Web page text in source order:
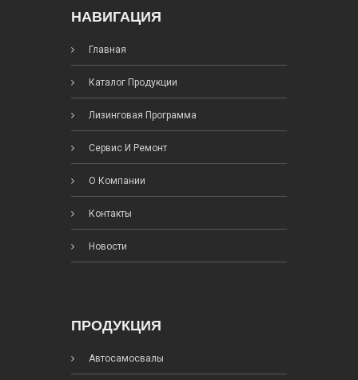
НАВИГАЦИЯ
Главная
Каталог Продукции
Лизинговая Программа
Сервис И Ремонт
О Компании
Контакты
Новости
ПРОДУКЦИЯ
Автосамосвалы